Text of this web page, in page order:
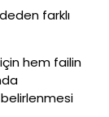
farklı
hem failin